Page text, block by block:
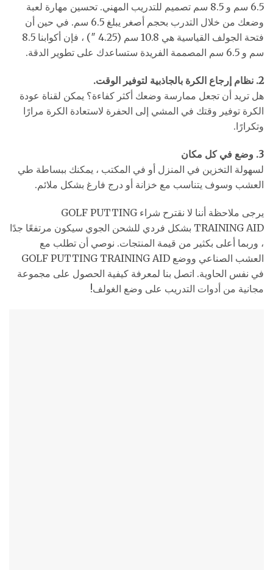
6.5 سم و 8.5 سم تصميم للتدريب المهني. تحسين مهارة لعبة
وضعك من خلال التدرب بحجم أصغر يبلغ 6.5 سم. في حين أن
فتحة الجولف القياسية هي 10.8 سم (4.25 ″) ، فإن أكوابنا 8.5
سم و 6.5 سم المصممة الفريدة ستساعدك على تطوير الدقة.
2. نظام إرجاع الكرة بالجاذبية لتوفير الوقت.
هل تريد أن تجعل ممارسة وضعك أكثر كفاءة؟ يمكن لقناة عودة
الكرة توفير وقتك في المشي إلى الحفرة لاستعادة الكرة مرارًا
وتكرارًا.
3. وضع في كل مكان
لسهولة التخزين في المنزل أو في المكتب ، يمكنك ببساطة طي
العشب وسوف يتناسب مع خزانة أو درج فارغ بشكل ملائم.
يرجى ملاحظة أننا لا نقترح شراء GOLF PUTTING
TRAINING AID بشكل فردي للشحن الجوي سيكون مرتفعًا جدًا
، وربما أعلى بكثير من قيمة المنتجات. نوصي أن تطلب مع
العشب الصناعي ووضع GOLF PUTTING TRAINING AID
في نفس الحاوية. اتصل بنا لمعرفة كيفية الحصول على مجموعة
مجانية من أدوات التدريب على وضع الغولف!